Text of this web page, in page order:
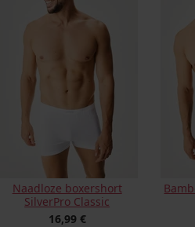
Naadloze boxershort
SilverPro Classic
16,99 €